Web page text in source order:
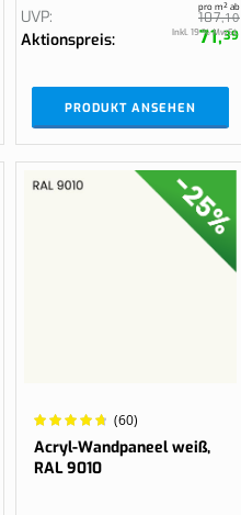
UVP 107,10
Aktionspreis
pro m² ab
71,39
Inkl. 19 % MwSt.
PRODUKT ANSEHEN
Wertung:
97%
(60)
Acryl-Wandpaneel weiß,
RAL 9010